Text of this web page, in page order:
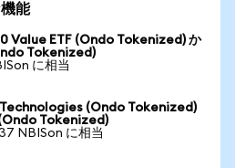
能
Value ETF (Ondo Tokenized) か
Tokenized)
に相当
(Ondo Tokenized)
Tokenized)
NBISon に相当